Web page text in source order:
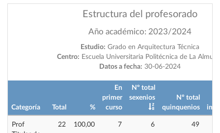
Estructura del profesorado
Año académico: 2023/2024
Estudio: Grado en Arquitectura Técnica
Centro: Escuela Universitaria Politécnica de La
Datos a fecha: 30-06-2024
Categoría Total %
En
primer
curso
Nº total
sexenios
Nº total
quinquenios
Prof
22 100,00 7 6 49